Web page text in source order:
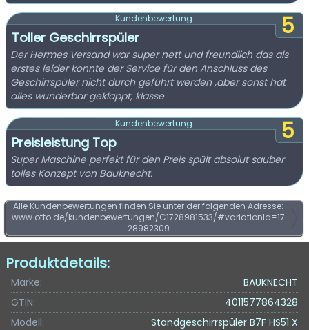
5
Kundenbewertung:
Toller Geschirrspüler
Der Hermes Versand war super nett und freundlich das als
erstes leider konnte der Service für den Anschluss des
Geschirrspüler nicht durch geführt werden ,aber sonst hat
alles wunderbar geklappt, klasse
5
Kundenbewertung:
Preisleistung Top
Super Maschine perfekt für den Preis spült absolut sauber
tolles Konzept von Bauknecht.
Alle Kundenbewertungen finden Sie unter der folgenden Adresse:
www.otto.de/kundenbewertungen/C1728981533/#variationId=17
28982309
Produktdetails:
Marke:
BAUKNECHT
GTIN:
4011577864328
Modell:
Standgeschirrspüler B7F HS51 X